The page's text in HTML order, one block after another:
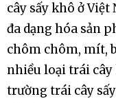
cây sấy khô ở Việt
đa dạng hóa sản
chôm chôm, mít,
nhiều loại trái
trường trái cây